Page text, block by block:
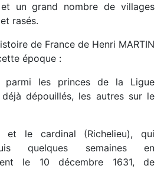
un grand nombre de villages
rasés.
de France de Henri MARTIN
époque :
parmi les princes de la Ligue
dépouillés, les autres sur le
le cardinal (Richelieu), qui
quelques semaines en
le 10 décembre 1631, de